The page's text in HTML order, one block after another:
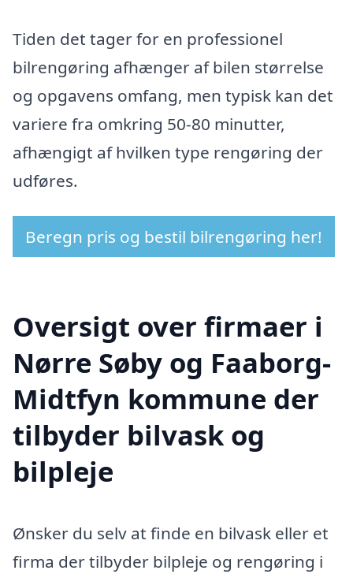
Tiden det tager for en professionel
bilrengøring afhænger af bilen størrelse
og opgavens omfang, men typisk kan det
variere fra omkring 50-80 minutter,
afhængigt af hvilken type rengøring der
udføres.
Beregn pris og bestil bilrengøring her!
Oversigt over firmaer i
Nørre Søby og Faaborg-
Midtfyn kommune der
tilbyder bilvask og
bilpleje
Ønsker du selv at finde en bilvask eller et
firma der tilbyder bilpleje og rengøring i